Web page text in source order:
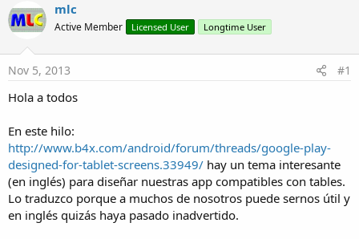
r
e
a
d
s
a
r
t
e
r
r
t
a
l
r
d
mlc
Active Member Licensed User Longtime User
Nov 5, 2013 #1
Hola a todos
En este hilo:
http://www.b4x.com/android/forum/threads/google-play-
designed-for-tablet-screens.33949/ hay un tema interesante
(en inglés) para diseñar nuestras app compatibles con tables.
Lo traduzco porque a muchos de nosotros puede sernos útil y
en inglés quizás haya pasado inadvertido.